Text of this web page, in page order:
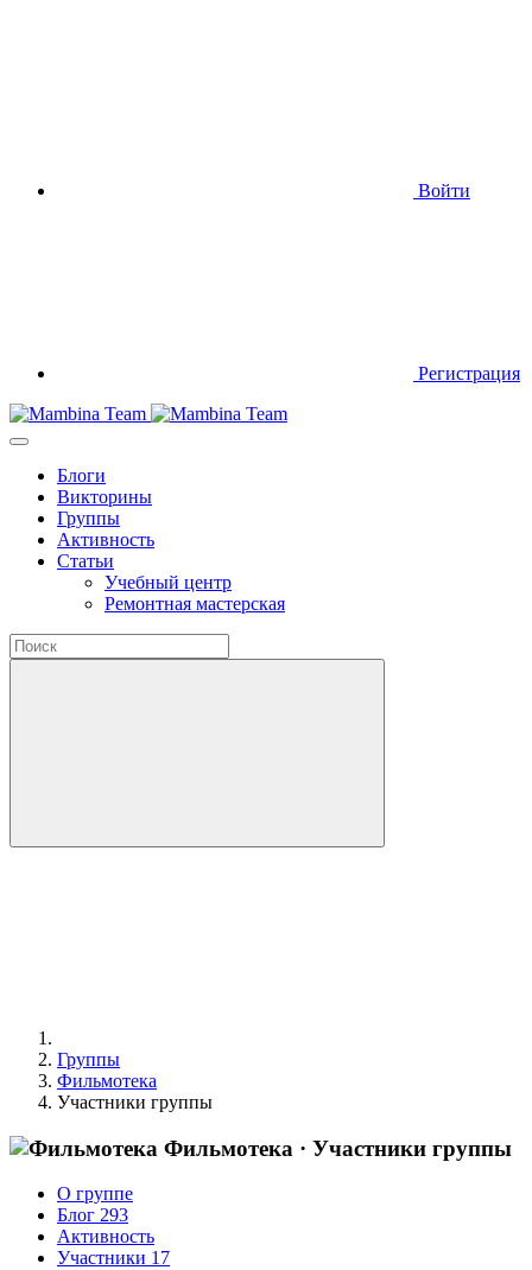
Войти
Регистрация
Блоги
Викторины
Группы
Активность
Статьи
Учебный центр
Ремонтная мастерская
Группы
Фильмотека
Участники группы
Фильмотека · Участники группы
О группе
Блог 293
Активность
Участники 17